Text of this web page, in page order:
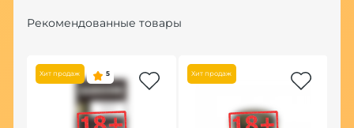
Рекомендованные товары
Хит продаж 5 Хит продаж